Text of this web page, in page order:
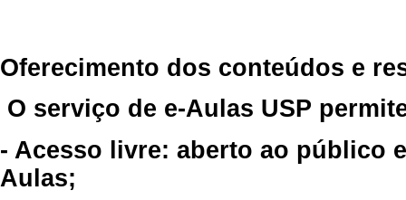
Oferecimento dos conteúdos e
O serviço de e-Aulas USP
- Acesso livre: aberto ao público
Aulas;